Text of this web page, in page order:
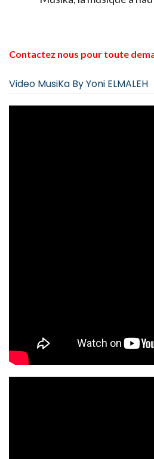
Contactez nous pour toute
Video MusiKa By Yoni ELMALEH